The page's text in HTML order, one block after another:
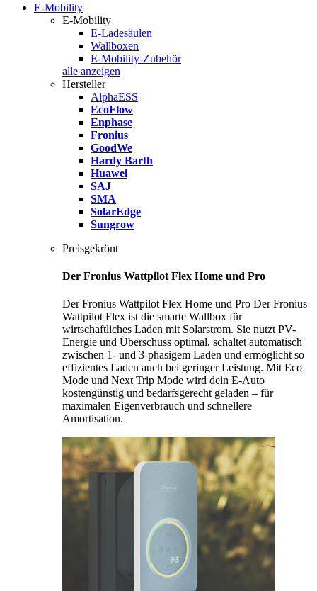
E-Mobility
E-Mobility
E-Ladesäulen
Wallboxen
E-Mobility-Zubehör
alle anzeigen
Hersteller
AlphaESS
EcoFlow
Enphase
Fronius
GoodWe
Hardy Barth
Huawei
SAJ
SMA
SolarEdge
Sungrow
Preisgekrönt
Der Fronius Wattpilot Flex Home und Pro
Der Fronius Wattpilot Flex Home und Pro Der Fronius
Wattpilot Flex ist die smarte Wallbox für
wirtschaftliches Laden mit Solarstrom. Sie nutzt PV-
Energie und Überschuss optimal, schaltet automatisch
zwischen 1- und 3-phasigem Laden und ermöglicht so
effizientes Laden auch bei geringer Leistung. Mit Eco
Mode und Next Trip Mode wird dein E-Auto
kostengünstig und bedarfsgerecht geladen – für
maximalen Eigenverbrauch und schnellere
Amortisation.